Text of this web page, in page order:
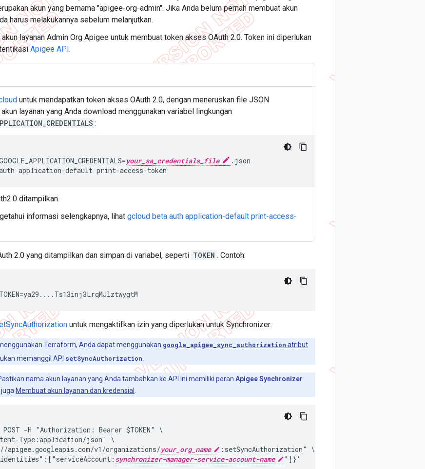
akun yang bernama "apigee-org-admin". Jika Anda belum pernah membuat akun
harus melakukannya sebelum melanjutkan.
akun layanan Admin Org Apigee untuk membuat token akses OAuth 2.0. Token ini diperlukan
Apigee API.
untuk mendapatkan token akses OAuth 2.0, dengan meneruskan file JSON
layanan yang Anda download menggunakan variabel lingkungan
:
your_sa_credentials_file
.json
application-default print-access-token
ditampilkan.
informasi selengkapnya, lihat gcloud beta auth application-default print-access-
2.0 yang ditampilkan dan simpan di variabel, seperti TOKEN . Contoh:
untuk mengaktifkan izin yang diperlukan untuk Synchronizer:
Terraform, Anda dapat menggunakan google_apigee_sync_authorization atribut
memanggil API setSyncAuthorization
nama akun layanan yang Anda tambahkan ke API ini memiliki peran Apigee Synchronizer
juga Membuat akun layanan dan kredensial
-H "Authorization: Bearer $TOKEN" \
Type:application/json" \
apigee.googleapis.com/v1/organizations/
your_org_name
:setSyncAuthorization" \
synchronizer-manager-service-account-name